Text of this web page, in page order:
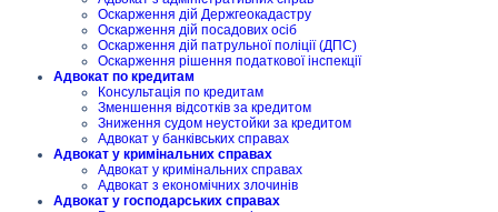
Оскарження дій Держгеокадастру
Оскарження дій посадових осіб
Оскарження дій патрульної поліції (ДПС)
Оскарження рішення податкової інспекції
Адвокат по кредитам
Консультація по кредитам
Зменшення відсотків за кредитом
Зниження судом неустойки за кредитом
Адвокат у банківських справах
Адвокат у кримінальних справах
Адвокат у кримінальних справах
Адвокат з економічних злочинів
Адвокат у господарських справах